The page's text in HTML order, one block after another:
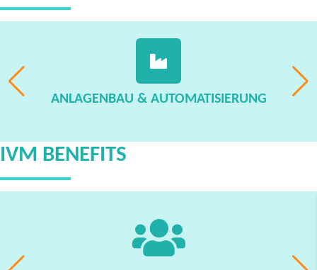
ANLAGENBAU & AUTOMATISIERUNG
IVM BENEFITS